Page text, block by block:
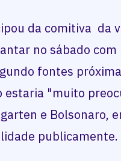
da comitiva da
no sábado com
fontes
estaria "muito
e Bolsonaro,
publicamente.